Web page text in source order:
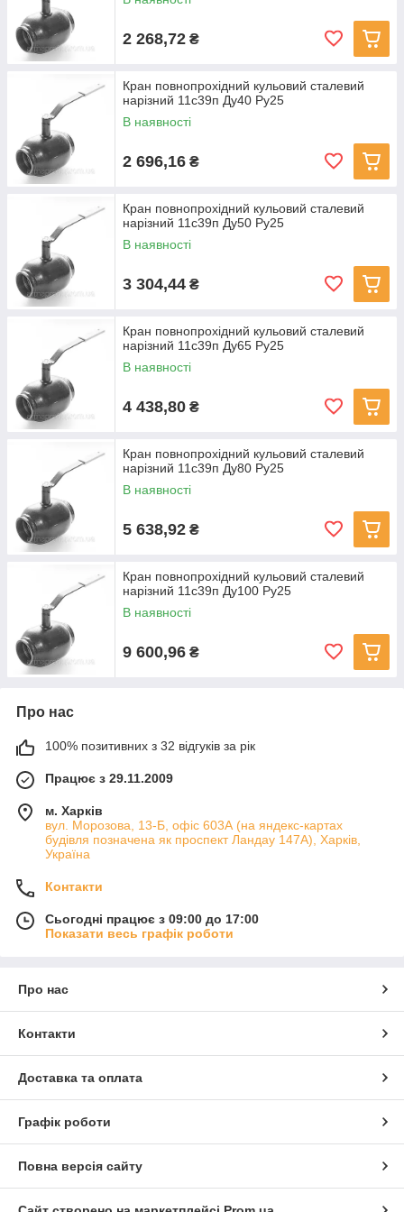
2 268,72 ₴
Кран повнопрохідний кульовий сталевий
нарізний 11с39п Ду40 Ру25
В наявності
2 696,16 ₴
Кран повнопрохідний кульовий сталевий
нарізний 11с39п Ду50 Ру25
В наявності
3 304,44 ₴
Кран повнопрохідний кульовий сталевий
нарізний 11с39п Ду65 Ру25
В наявності
4 438,80 ₴
Кран повнопрохідний кульовий сталевий
нарізний 11с39п Ду80 Ру25
В наявності
5 638,92 ₴
Кран повнопрохідний кульовий сталевий
нарізний 11с39п Ду100 Ру25
В наявності
9 600,96 ₴
Про нас
100% позитивних з 32 відгуків за рік
Працює з 29.11.2009
м. Харків
вул. Морозова, 13-Б, офіс 603А (на яндекс-картах
будівля позначена як проспект Ландау 147А), Харків,
Україна
Контакти
Сьогодні працює з 09:00 до 17:00
Показати весь графік роботи
Про нас
Контакти
Доставка та оплата
Графік роботи
Повна версія сайту